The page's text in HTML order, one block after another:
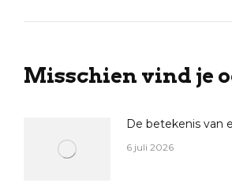
Misschien vind je
De betekenis van
6 juli 2026